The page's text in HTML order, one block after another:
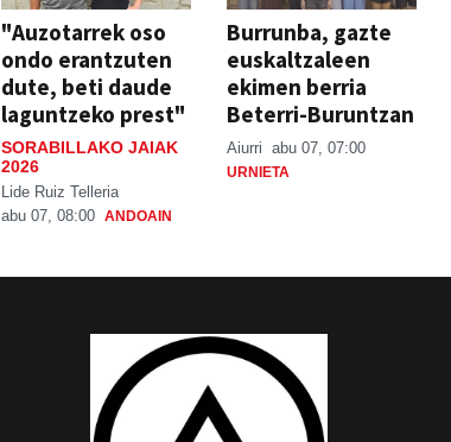
"Auzotarrek oso
ondo erantzuten
dute, beti daude
laguntzeko prest"
SORABILLAKO JAIAK
2026
Lide Ruiz Telleria
abu 07, 08:00 ANDOAIN
Burrunba, gazte
euskaltzaleen
ekimen berria
Beterri-Buruntzan
Aiurri abu 07, 07:00
URNIETA